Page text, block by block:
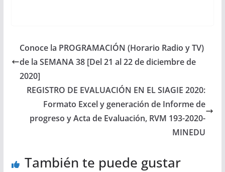
Conoce la PROGRAMACIÓN (Horario Radio y TV)
de la SEMANA 38 [Del 21 al 22 de diciembre de
2020]
REGISTRO DE EVALUACIÓN EN EL SIAGIE 2020:
Formato Excel y generación de Informe de
progreso y Acta de Evaluación, RVM 193-2020-
MINEDU
También te puede gustar